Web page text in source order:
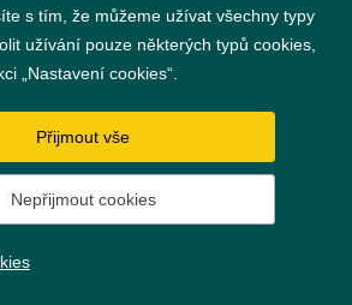
webProgress
s tím, že můžeme užívat všechny typy
užívání pouze některých typů cookies,
„Nastavení cookies“.
Přijmout vše
Nepřijmout cookies